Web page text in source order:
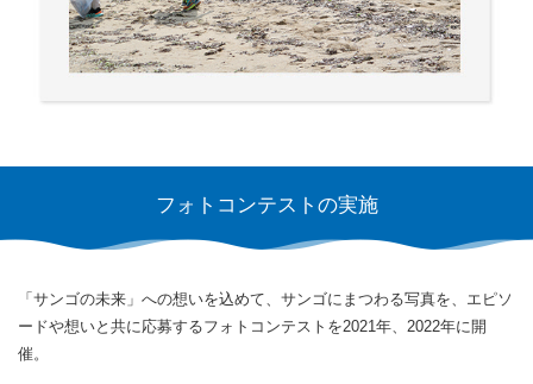
フォトコンテストの実施
「サンゴの未来」への想いを込めて、サンゴにまつわる写真を、 エピソ
ードや想いと共に応募するフォトコンテストを2021年、2022年に開
催。